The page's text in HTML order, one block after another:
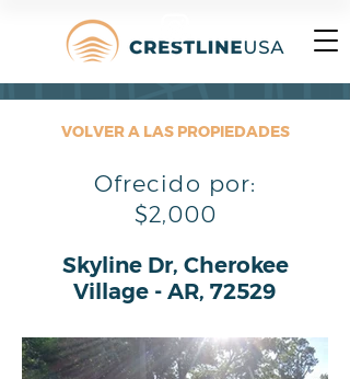
VOLVER A LAS PROPIEDADES
Ofrecido por:
$2,000
Skyline Dr, Cherokee
Village - AR, 72529